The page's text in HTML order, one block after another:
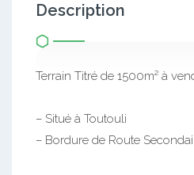
Description
Terrain Titré de 1500m² à
– Situé à Toutouli
– Bordure de Route